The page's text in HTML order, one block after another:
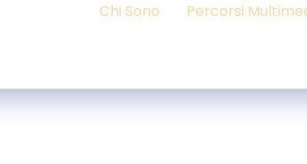
Chi Sono Percorsi